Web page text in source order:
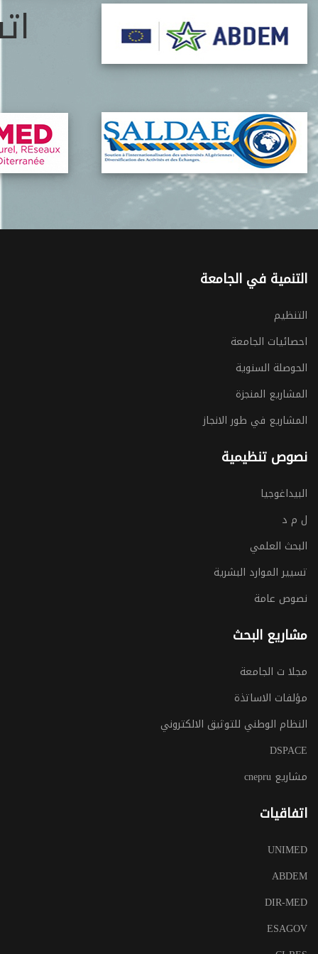
التنمية في الجامعة
التنظيم
احصائيات الجامعة
الحوصلة السنوية
المشاريع المنجزة
المشاريع في طور الانجاز
نصوص تنظيمية
البيداغوجيا
ل م د
البحث العلمي
تسيير الموارد البشرية
نصوص عامة
مشاريع البحث
مجلا ت الجامعة
مؤلفات الاساتذة
النظام الوطني للتوثيق الالكتروني
DSPACE
مشاريع cnepru
اتفاقيات
UNIMED
ABDEM
DIR-MED
ESAGOV